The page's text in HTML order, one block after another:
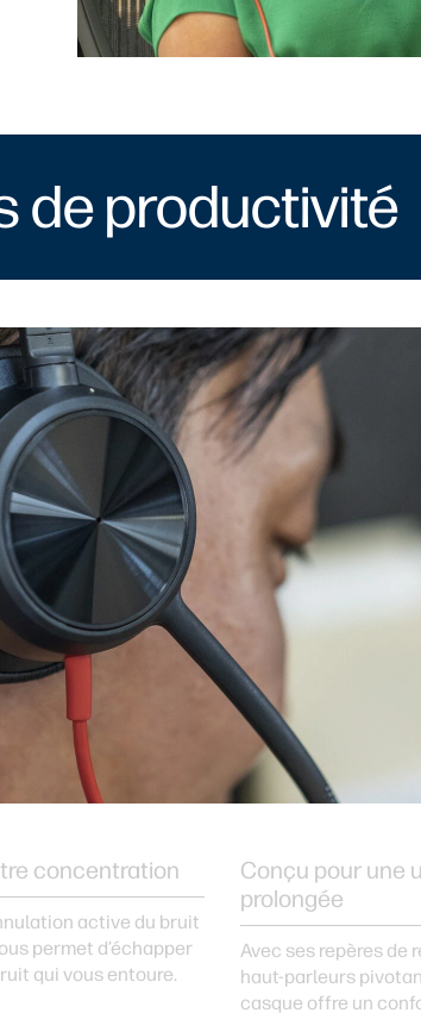
de productivité
concentration
active du bruit
permet d’échapper
qui vous entoure.
Conçu pour une
prolongée
Avec ses repères de
haut-parleurs
casque offre un